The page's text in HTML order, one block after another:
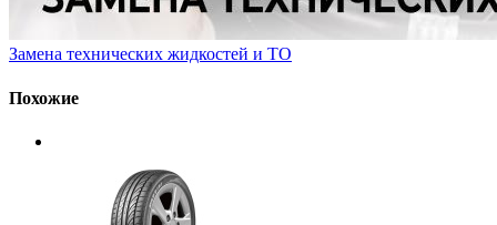
Замена технических жидкостей и ТО
Похожие